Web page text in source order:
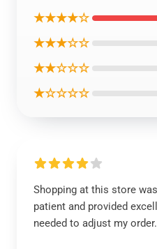
★★★★☆
★★★☆☆
★★☆☆☆
★☆☆☆☆
Shopping at this store
patient and provided
needed to adjust my order.